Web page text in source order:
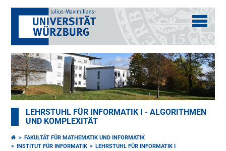
LEHRSTUHL FÜR INFORMATIK I - ALGORITHMEN
UND KOMPLEXITÄT
FAKULTÄT FÜR MATHEMATIK UND INFORMATIK
INSTITUT FÜR INFORMATIK
LEHRSTUHL FÜR INFORMATIK I